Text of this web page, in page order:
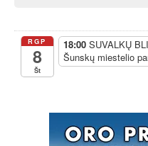
RGP
8
Št
18:00 SUVALKŲ
Šunskų miestelio